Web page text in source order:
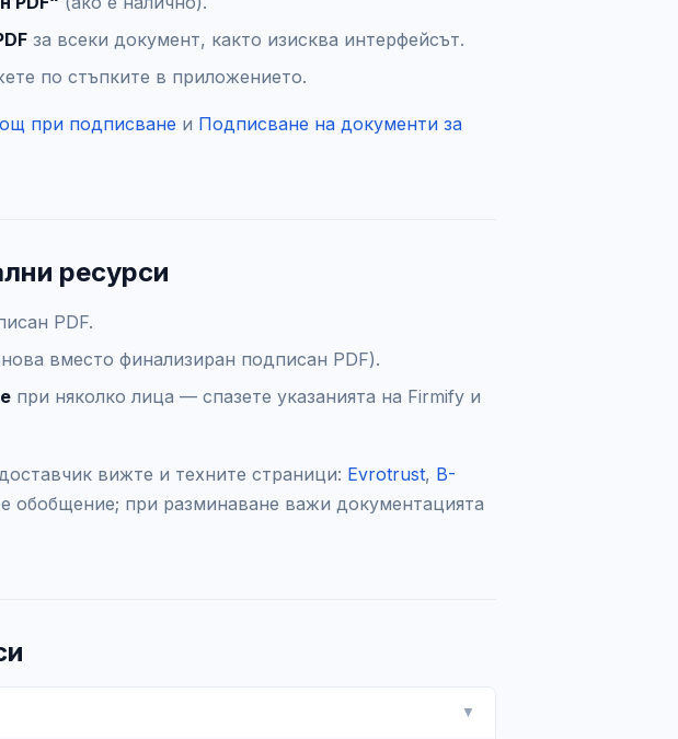
за всеки документ, както изисква интерфейсът.
по стъпките в приложението.
при подписване и Подписване на документи за
ресурси
PDF.
вместо финализиран подписан PDF).
при няколко лица — спазете указанията на Firmify и
вижте и техните страници: Evrotrust, B-
обобщение; при разминаване важи документацията
▼